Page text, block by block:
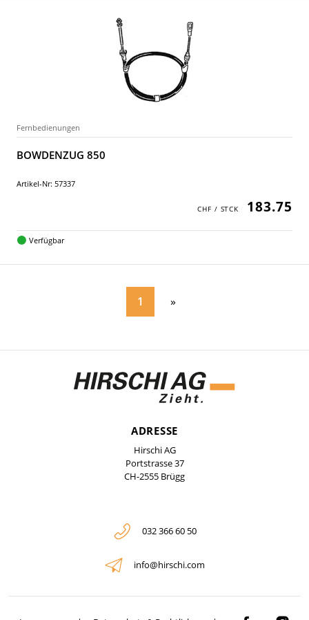
Fernbedienungen
BOWDENZUG 850
Artikel-Nr: 57337
183.75
Verfügbar
1
ADRESSE
Hirschi AG
Portstrasse 37
CH-2555 Brügg
032 366 60 50
info@hirschi.com